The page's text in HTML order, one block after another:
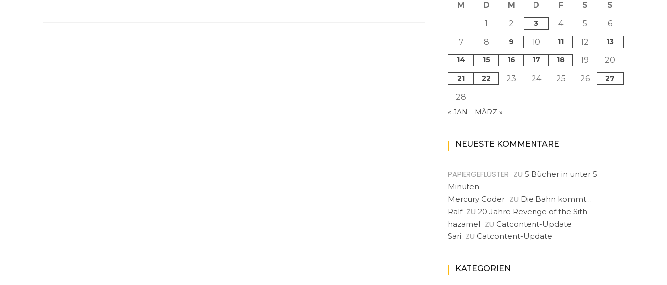
M D M D F S
S
1
2 3 4 5
6
7
8 9 10 11 12 13
14 15 16 17 18 19 20
21 22 23 24 25 26 27
28
« JAN. MÄRZ »
NEUESTE KOMMENTARE
PAPIERGEFLÜSTER ZU 5 Bücher in unter 5
Minuten
Mercury Coder ZU Die Bahn kommt…
Ralf ZU 20 Jahre Revenge of the Sith
hazamel ZU Catcontent-Update
Sari ZU Catcontent-Update
KATEGORIEN